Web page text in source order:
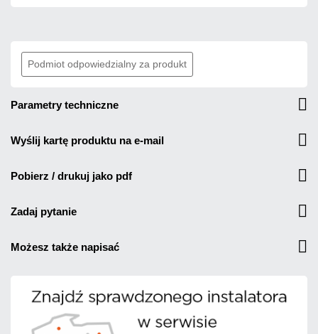
Podmiot odpowiedzialny za produkt
parametry techniczne
wyślij kartę produktu na e-mail
pobierz / drukuj jako pdf
zadaj pytanie
możesz także napisać